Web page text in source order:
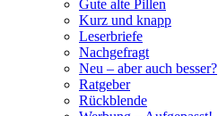
Gute alte Pillen
Kurz und knapp
Leserbriefe
Nachgefragt
Neu – aber auch besser?
Ratgeber
Rückblende